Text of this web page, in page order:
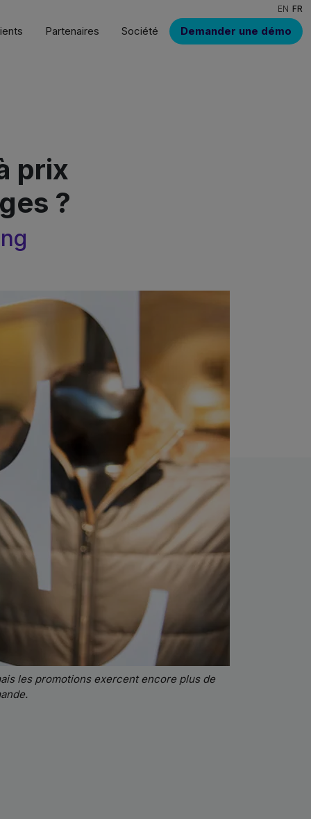
EN FR
Partenaires Société Demander une démo
prix
?
les promotions exercent encore plus de